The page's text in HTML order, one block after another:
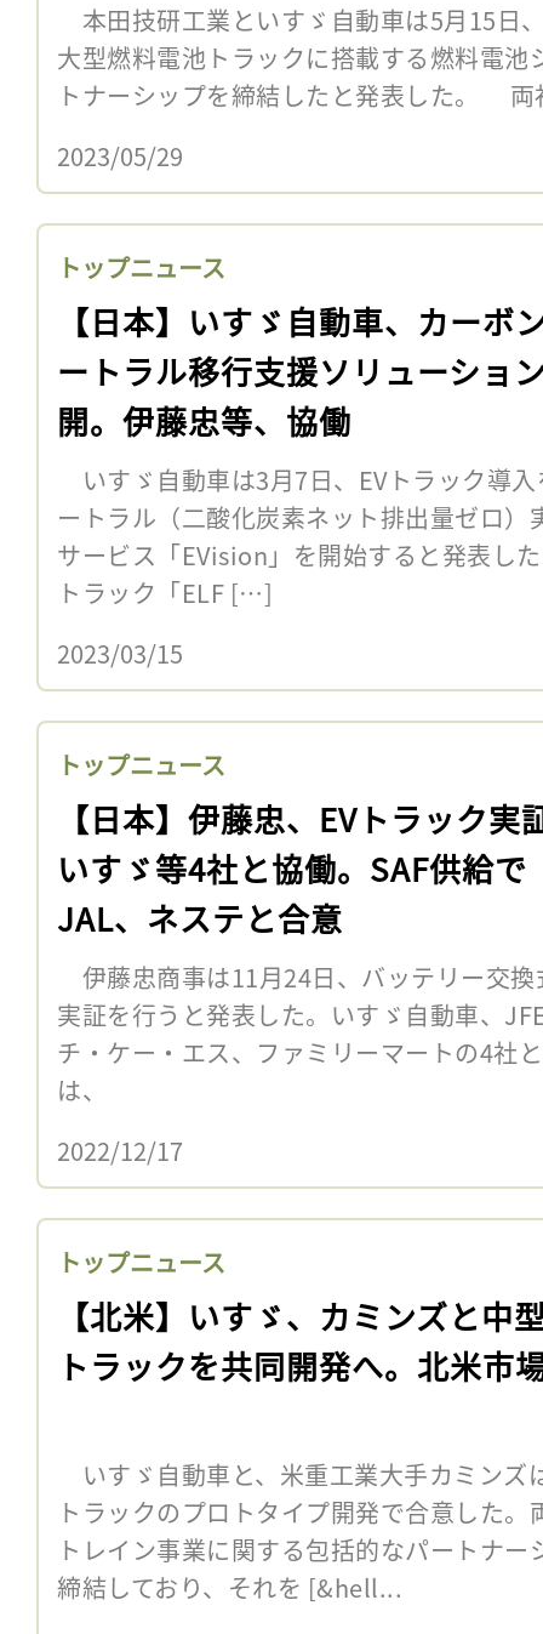
本田技研工業といすゞ自動車は5月15日
大型燃料電池トラックに搭載する燃料電池
トナーシップを締結したと発表した。 両
2023/05/29
トップニュース
【日本】いすゞ自動車、カーボ
ートラル移行支援ソリューショ
開。伊藤忠等、協働
いすゞ自動車は3月7日、EVトラック導
ートラル（二酸化炭素ネット排出量ゼロ
サービス「EVision」を開始すると発表し
トラック「ELF […]
2023/03/15
トップニュース
【日本】伊藤忠、EVトラック実
いすゞ等4社と協働。SAF供給で
JAL、ネステと合意
伊藤忠商事は11月24日、バッテリー交
実証を行うと発表した。いすゞ自動車、
チ・ケー・エス、ファミリーマートの4
は、
2022/12/17
トップニュース
【北米】いすゞ、カミンズと中
トラックを共同開発へ。北米市
いすゞ自動車と、米重工業大手カミンズ
トラックのプロトタイプ開発で合意した
トレイン事業に関する包括的なパートナ
締結しており、それを [&hell...